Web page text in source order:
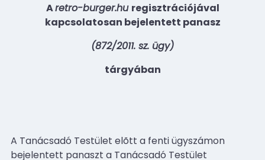
Aretro-burger.hu regisztrációjával
kapcsolatosan bejelentett panasz
(872/2011. sz. ügy)
tárgyában
A Tanácsadó Testület elõtt a fenti ügyszámon
bejelentett panaszt a Tanácsadó Testület